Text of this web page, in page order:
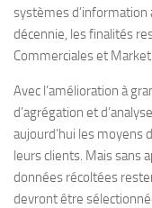
systèmes d’information
décennie, les finalités
Commerciales et
Avec l’amélioration à
d’agrégation et
aujourd’hui les moyens
leurs clients. Mais sans
données récoltées
devront être